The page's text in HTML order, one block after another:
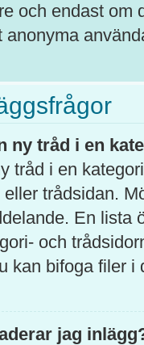
och endast om
anonyma
ny tråd i en
tråd i en
trådsidan.
En lista
och
kan bifoga filer i
jag